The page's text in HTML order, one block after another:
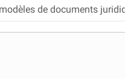
de documents